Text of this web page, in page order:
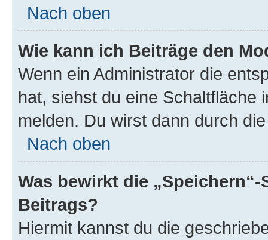
Nach oben
Wie kann ich Beiträge den
Wenn ein Administrator die
hat, siehst du eine Schaltfläche
melden. Du wirst dann durch
Nach oben
Was bewirkt die
Beitrags?
Hiermit kannst du die